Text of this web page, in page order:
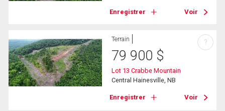
Enregistrer Voir
Terrain
79 900 $
Lot 13 Crabbe Mountain
Central Hainesville, NB
Enregistrer Voir
?